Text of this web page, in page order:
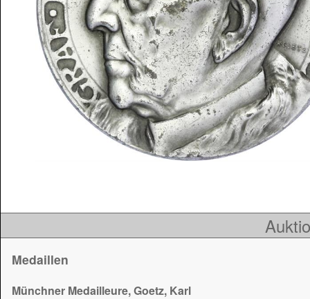
Medaillen
Münchner Medailleure, Goetz, Karl